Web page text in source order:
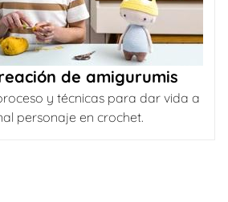
de amigurumis
y técnicas para dar vida a
personaje en crochet.